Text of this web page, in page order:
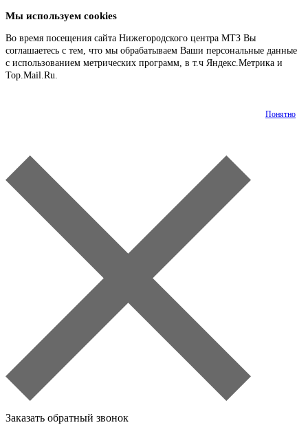
Мы используем cookies
Во время посещения сайта Нижегородского центра МТЗ Вы
соглашаетесь с тем, что мы обрабатываем Ваши персональные данные
с использованием метрических программ, в т.ч Яндекс.Метрика и
Top.Mail.Ru.
Понятно
Заказать обратный звонок